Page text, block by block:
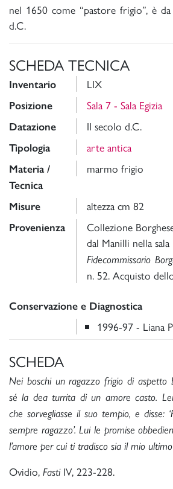
nel 1650 come “pastore frigio”, è
d.C.
SCHEDA TECNICA
Inventario LIX
Posizione Sala 7 - Sala Egizia
Datazione II secolo d.C.
Tipologia arte antica
Materia /
Tecnica
marmo frigio
Misure altezza cm 82
Provenienza
Collezione
dal Manilli nella
Fidecommissario
n. 52. Acquisto
Conservazione e Diagnostica
1996-97 - Liana
SCHEDA
Nei boschi un ragazzo frigio di aspetto
sé la dea turrita di un amore casto.
che sorvegliasse il suo tempio, e disse:
sempre ragazzo’. Lui le promise
l’amore per cui ti tradisco sia il mio
Ovidio, FastiIV, 223-228.